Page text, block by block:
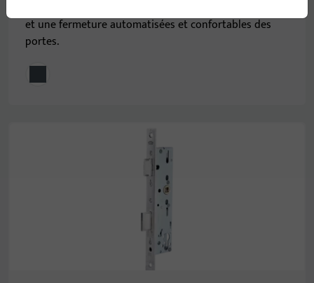
et une fermeture automatisées et confortables des
portes.